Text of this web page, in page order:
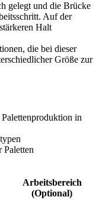
gelegt und die Brücke
Auf der
Halt
die bei dieser
Größe zur
in
Paletten
Arbeitsbereich
(Optional)